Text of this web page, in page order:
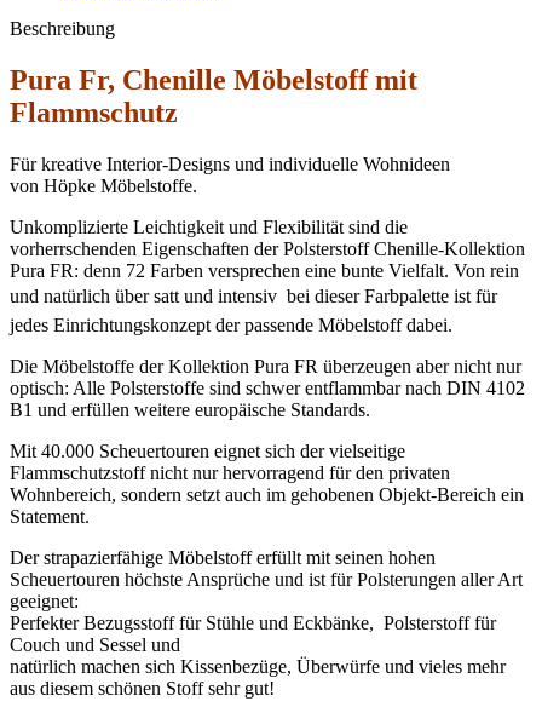
Beschreibung
Pura Fr, Chenille Möbelstoff mit
Flammschutz
Für kreative Interior-Designs und individuelle Wohnideen
von Höpke Möbelstoffe.
Unkomplizierte Leichtigkeit und Flexibilität sind die
vorherrschenden Eigenschaften der Polsterstoff Chenille-Kollektion
Pura FR: denn 72 Farben versprechen eine bunte Vielfalt. Von rein
und natürlich über satt und intensiv  bei dieser Farbpalette ist für
jedes Einrichtungskonzept der passende Möbelstoff dabei.
Die Möbelstoffe der Kollektion Pura FR überzeugen aber nicht nur
optisch: Alle Polsterstoffe sind schwer entflammbar nach DIN 4102
B1 und erfüllen weitere europäische Standards.
Mit 40.000 Scheuertouren eignet sich der vielseitige
Flammschutzstoff nicht nur hervorragend für den privaten
Wohnbereich, sondern setzt auch im gehobenen Objekt-Bereich ein
Statement.
Der strapazierfähige Möbelstoff erfüllt mit seinen hohen
Scheuertouren höchste Ansprüche und ist für Polsterungen aller Art
geeignet:
Perfekter Bezugsstoff für Stühle und Eckbänke, Polsterstoff für
Couch und Sessel und
natürlich machen sich Kissenbezüge, Überwürfe und vieles mehr
aus diesem schönen Stoff sehr gut!